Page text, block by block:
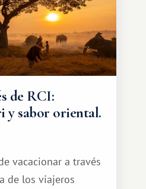
de RCI:
y sabor oriental.
vacacionar a través
de los viajeros